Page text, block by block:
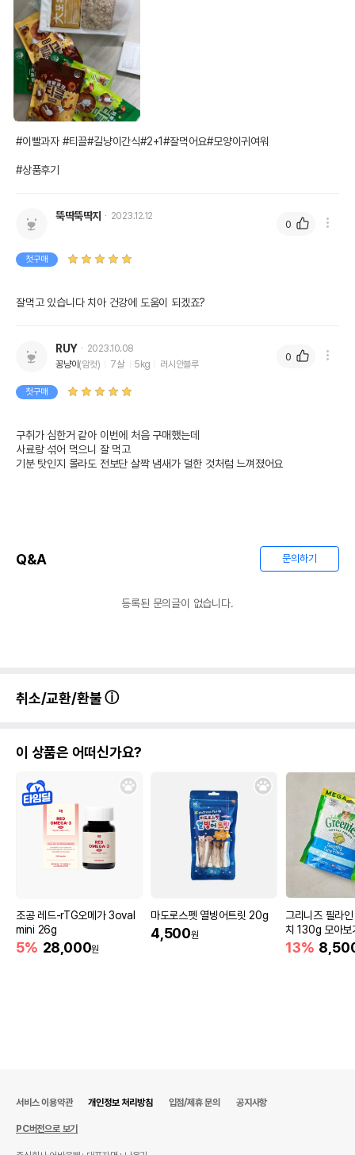
#이빨과자 #티끌#길냥이간식#2+1#잘먹어요#모양이귀여워
#상품후기
뚝딱뚝딱지 2023.12.12
첫구매
잘먹고 있습니다 치아 건강에 도움이 되겠죠?
0
RUY
2023.10.08
꽁냥이 (암컷) 7살 5kg 러시안블루
첫구매
구취가 심한거 같아 이번에 처음 구매했는데
사료랑 섞어 먹으니 잘 먹고
기분 탓인지 몰라도 전보단 살짝 냄새가 덜한 것처럼 느껴졌어요
0
Q&A 문의하기
등록된 문의글이 없습니다.
취소/교환/환불
이 상품은 어떠신가요?
조공 레드-rTG오메가 3oval
mini 26g
5% 28,000원
마도로스펫 열빙어트릿 20g
4,500원
그리니즈 필라
치 130g 모아보
13%
서비스 이용약관 개인정보 처리방침 입점/제휴 문의 공지사항
PC버전으로 보기